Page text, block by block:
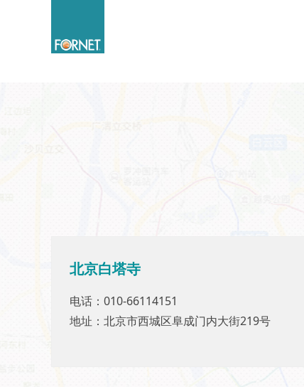
北京白塔寺
电话：010-66114151
地址：北京市西城区阜成门内大街219号
北京白塔寺
电话：010-66114151
地址：北京市西城区阜成门内大街219号